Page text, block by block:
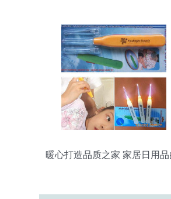
暖心打造品质之家 家居日用